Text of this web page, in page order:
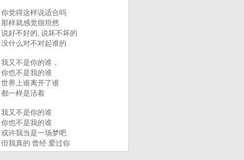
你觉得这样说适合吗
那样就感觉很坦然
说好不好的, 说坏不坏的
没什么对不对起谁的
我又不是你的谁，
你也不是我的谁
世界上谁离开了谁
都一样是活着
我又不是你的谁
你也不是我的谁
或许我当是一场梦吧
但我真的 曾经 爱过你